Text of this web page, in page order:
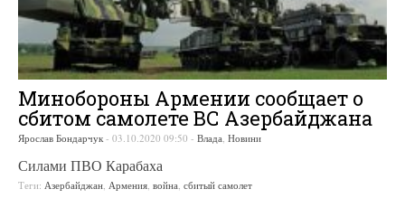
Минобороны Армении сообщает о
сбитом самолете ВС Азербайджана
Ярослав Бондарчук - 03.10.2020 09:50 - Влада, Новини
Силами ПВО Карабаха
Теги: Азербайджан, Армения, война, сбитый самолет